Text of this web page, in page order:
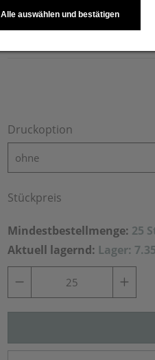
Einkauf, für einen Tag am
Druckoption
ohne
Stückpreis
Mindestbestellmenge: 25
Aktuell lagernd: Lager:
Alle auswählen und bestätigen